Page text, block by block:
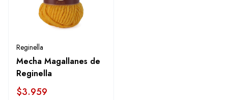
Reginella
Mecha Magallanes de
Reginella
$3.959